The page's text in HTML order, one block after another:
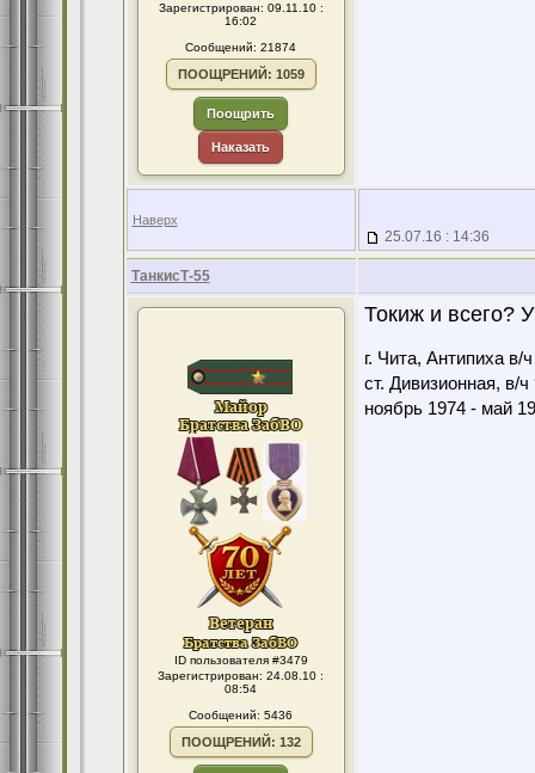
Зарегистрирован: 09.11.10 :
16:02
Сообщений: 21874
ПООЩРЕНИЙ: 1059
Поощрить
Наказать
Наверх
25.07.16 : 14:36
ТанкисТ-55
ID пользователя #3479
Зарегистрирован: 24.08.10 :
08:54
Сообщений: 5436
ПООЩРЕНИЙ: 132
Токиж и всего?
г. Чита, Антипиха в/
ст. Дивизионная, в/ч
ноябрь 1974 - май